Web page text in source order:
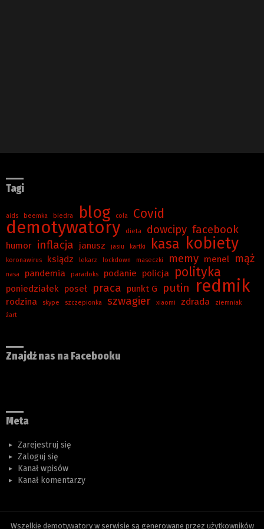
Tagi
aids beemka biedra blog cola Covid
demotywatory dieta dowcipy facebook
humor inflacja janusz jasiu kartki kasa kobiety
koronawirus ksiądz lekarz lockdown maseczki memy menel mąż
nasa pandemia paradoks podanie policja polityka
poniedziałek poseł praca punkt G putin redmik
rodzina skype szczepionka szwagier xiaomi zdrada
ziemniak
żart
Znajdź nas na Facebooku
Meta
Zarejestruj się
Zaloguj się
Kanał wpisów
Kanał komentarzy
Wszelkie demotywatory w serwisie są generowane przez użytkowników